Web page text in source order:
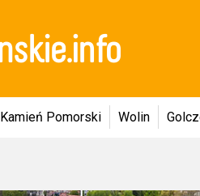
Kamień Pomorski Wolin